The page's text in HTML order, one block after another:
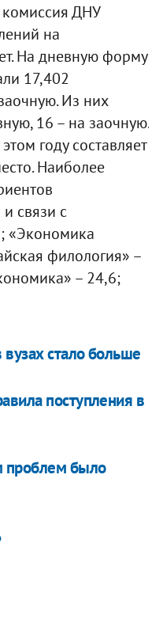
ДНУ
на
На дневную форму
17,402
Из них
16 – на заочную.
году составляет
Наиболее
связи с
«Экономика
филология» –
– 24,6;
стало больше
поступления в
проблем было